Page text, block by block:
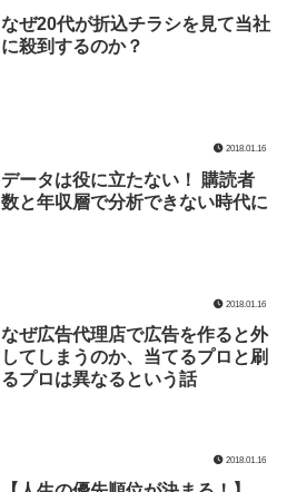
なぜ20代が折込チラシを見て当社
に殺到するのか？
2018.01.16
データは役に立たない！ 購読者
数と年収層で分析できない時代に
2018.01.16
なぜ広告代理店で広告を作ると外
してしまうのか、当てるプロと刷
るプロは異なるという話
2018.01.16